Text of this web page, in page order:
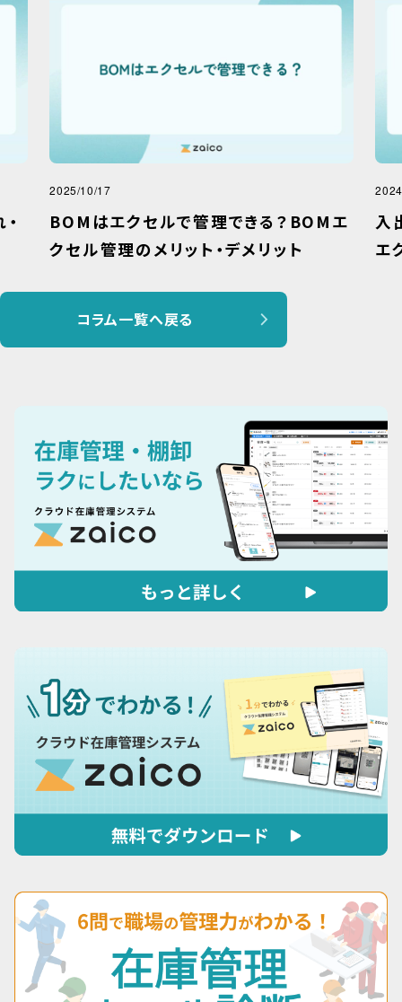
2025/10/17
BOMはエクセルで管理できる？BOMエ
クセル管理のメリット・デメリット
入
エ
コラム一覧へ戻る